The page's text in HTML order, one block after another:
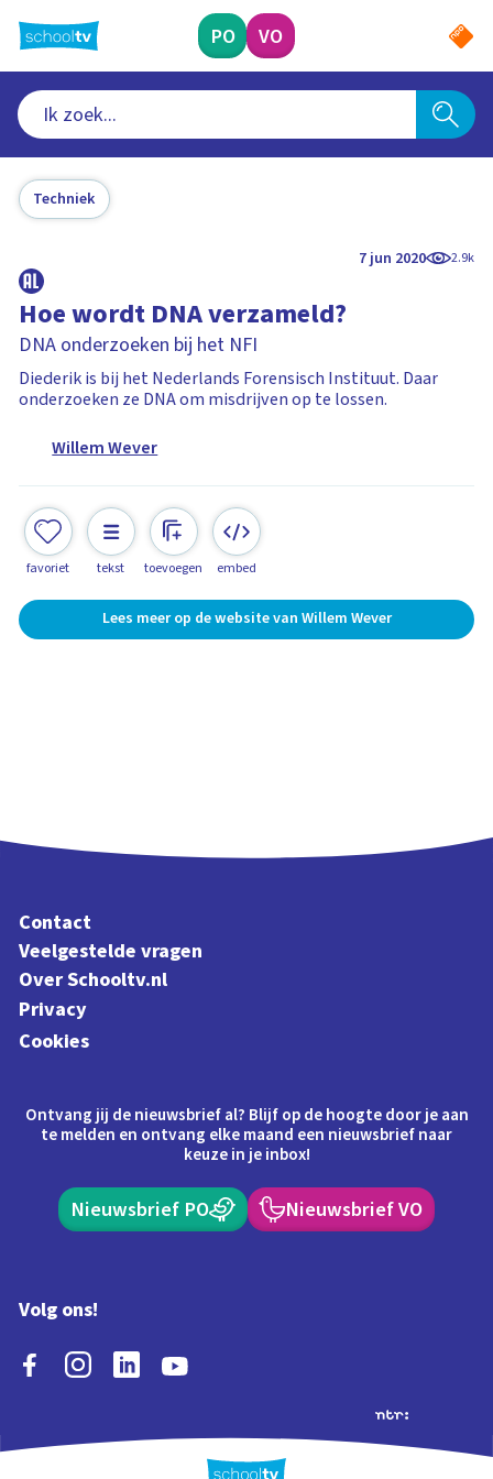
naar
hoofdinhoud
PO VO
Techniek
7 jun 2020 2.9k
Hoe wordt DNA verzameld?
DNA onderzoeken bij het NFI
Diederik is bij het Nederlands Forensisch Instituut. Daar
onderzoeken ze DNA om misdrijven op te lossen.
Willem Wever
favoriet tekst toevoegen embed
Lees meer op de website van Willem Wever
Contact
Veelgestelde vragen
Over Schooltv.nl
Privacy
Cookies
Ontvang jij de nieuwsbrief al? Blijf op de hoogte door je aan
te melden en ontvang elke maand een nieuwsbrief naar
keuze in je inbox!
Nieuwsbrief PO Nieuwsbrief VO
Volg ons!